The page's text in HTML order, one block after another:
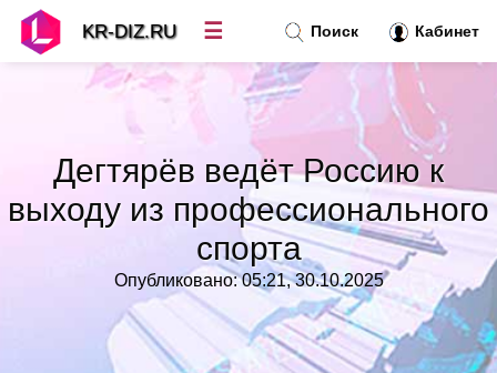
Дегтярёв ведёт Россию к
выходу из профессионального
спорта
Опубликовано: 05:21, 30.10.2025
Поиск Кабинет
KR-DIZ.RU ☰
Топ новостей»
»